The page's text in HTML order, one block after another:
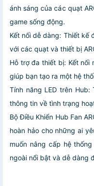
ánh sáng của các quạt
game sống động.
Kết nối dễ dàng: Thiết kế
với các quạt và thiết bị
Hỗ trợ đa thiết bị: Kết nối
giúp bạn tạo ra một hệ
Tính năng LED trên
thông tin về tình trạng
Bộ Điều Khiển Hub Fan
hoàn hảo cho những ai
muốn nâng cấp hệ
ngoài nổi bật và dễ dàng